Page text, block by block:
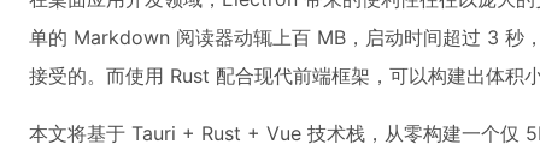
单的 Markdown 阅读器动辄上百 MB，启动时间超过 3 秒
接受的。而使用 Rust 配合现代前端框架，可以构建出体积
本文将基于 Tauri + Rust + Vue 技术栈，从零构建一个仅